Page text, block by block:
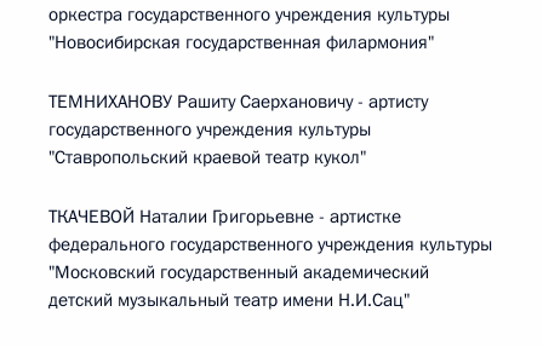
оркестра государственного учреждения культуры
"Новосибирская государственная филармония"
ТЕМНИХАНОВУ Рашиту Саерхановичу - артисту
государственного учреждения культуры
"Ставропольский краевой театр кукол"
ТКАЧЕВОЙ Наталии Григорьевне - артистке
федерального государственного учреждения культуры
"Московский государственный академический
детский музыкальный театр имени Н.И.Сац"